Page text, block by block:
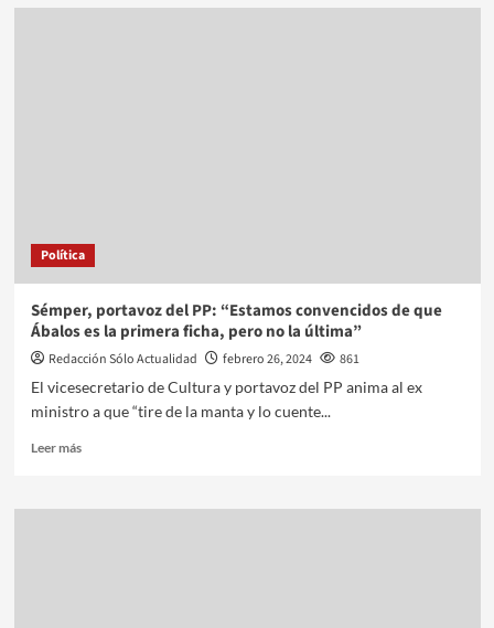
Política
Sémper, portavoz del PP: “Estamos convencidos de que
Ábalos es la primera ficha, pero no la última”
Redacción Sólo Actualidad febrero 26, 2024
861
El vicesecretario de Cultura y portavoz del PP anima al ex
ministro a que “tire de la manta y lo cuente...
Leer más